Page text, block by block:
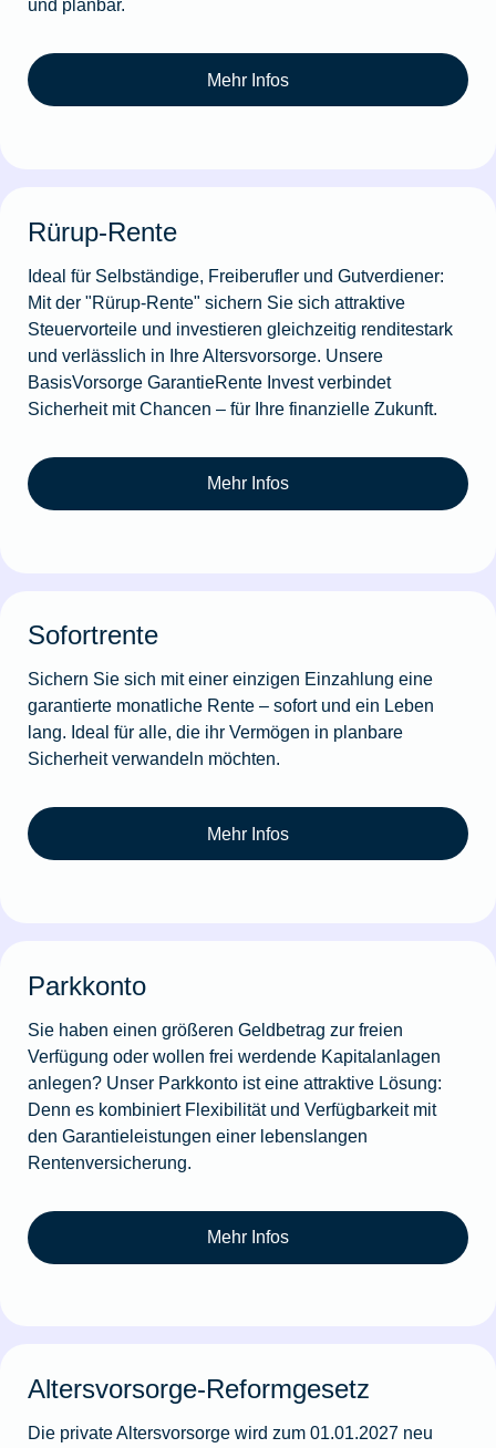
und planbar.
Mehr Infos
Rürup-Rente
Ideal für Selbständige, Freiberufler und Gutverdiener:
Mit der "Rürup-Rente" sichern Sie sich attraktive
Steuervorteile und investieren gleichzeitig renditestark
und verlässlich in Ihre Altersvorsorge. Unsere
BasisVorsorge GarantieRente Invest verbindet
Sicherheit mit Chancen – für Ihre finanzielle Zukunft.
Mehr Infos
Sofortrente
Sichern Sie sich mit einer einzigen Einzahlung eine
garantierte monatliche Rente – sofort und ein Leben
lang. Ideal für alle, die ihr Vermögen in planbare
Sicherheit verwandeln möchten.
Mehr Infos
Parkkonto
Sie haben einen größeren Geldbetrag zur freien
Verfügung oder wollen frei werdende Kapitalanlagen
anlegen? Unser Parkkonto ist eine attraktive Lösung:
Denn es kombiniert Flexibilität und Verfügbarkeit mit
den Garantieleistungen einer lebenslangen
Rentenversicherung.
Mehr Infos
Altersvorsorge-Reformgesetz
Die private Altersvorsorge wird zum 01.01.2027 neu